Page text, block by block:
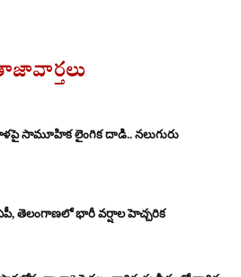
సామూహిక లైంగిక దాడి.. నలుగురు
తెలంగాణలో భారీ వర్షాల హెచ్చరిక